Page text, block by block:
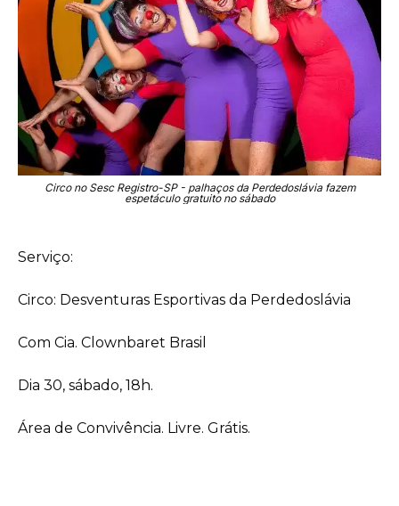
Circo no Sesc Registro-SP - palhaços da Perdedoslávia fazem
espetáculo gratuito no sábado
Serviço:
Circo: Desventuras Esportivas da Perdedoslávia
Com Cia. Clownbaret Brasil
Dia 30, sábado, 18h.
Área de Convivência. Livre. Grátis.